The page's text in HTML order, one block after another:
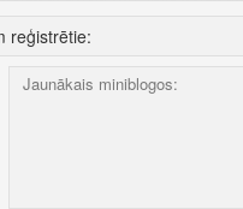
reģistrētie:
Jaunākais miniblogos: